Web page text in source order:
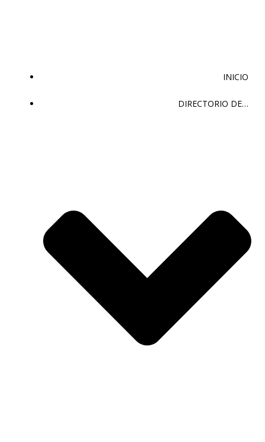
INICIO
DIRECTORIO DE…